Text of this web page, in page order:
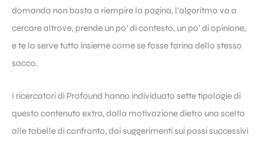
domanda non basta a riempire la pagina, l’algoritmo va a
cercare altrove, prende un po’ di contesto, un po’ di opinione,
e te lo serve tutto insieme come se fosse farina dello stesso
sacco.
I ricercatori di Profound hanno individuato sette tipologie di
questo contenuto extra, dalla motivazione dietro una scelta
alle tabelle di confronto, dai suggerimenti sui passi successivi